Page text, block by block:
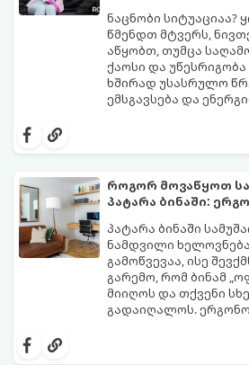
ნაცნობი
წმენდთ მტვერს,
აწყობთ, თუმცა
ქაოსი და
ხშირად უსასრულო
ემსგავსება და
ექსპერტები
სამუდამოდ
როგორ მოვაწყოთ
პატარა ბინაში:
პატარა ბინაში
ნამდვილი
გამოწვევაა, ისე
გარემო, რომ ბინამ
მიიღოს და თქვენი
გადაიღალოს.